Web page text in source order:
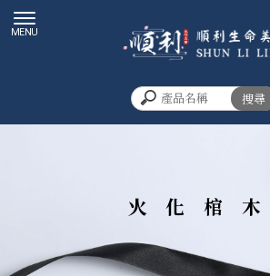
火化棺木